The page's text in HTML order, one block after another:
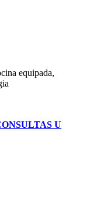
equipada,
U